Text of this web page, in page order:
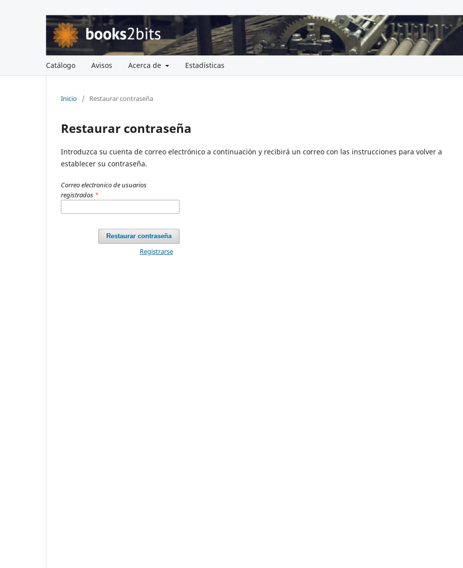
Catálogo Avisos Acerca de Estadísticas
Inicio / Restaurar contraseña
Restaurar contraseña
Introduzca su cuenta de correo electrónico a continuación y recibirá un correo con las instrucciones para volver a
establecer su contraseña.
Correo electronico de usuarios
registrados *
Restaurar contraseña
Registrarse